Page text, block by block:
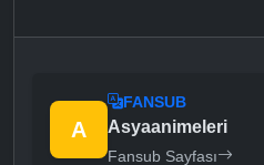
A
FANSUB
Asyaanimeleri
Fansub Sayfası